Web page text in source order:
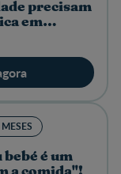
precisam
em
é um